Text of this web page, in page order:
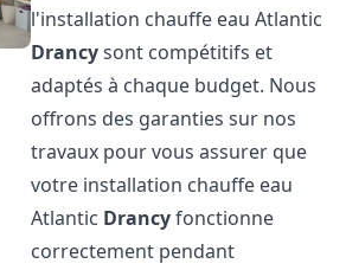
l'installation chauffe eau Atlantic
Drancysont compétitifs et
adaptés à chaque budget. Nous
offrons des garanties sur nos
travaux pour vous assurer que
votre installation chauffe eau
Atlantic Drancyfonctionne
correctement pendant